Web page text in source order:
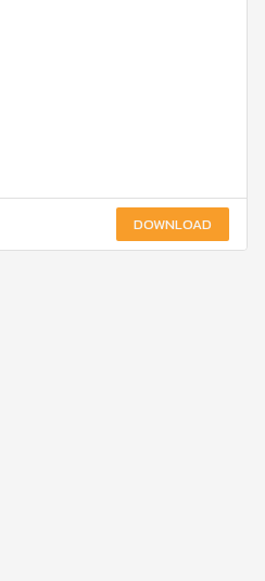
DOWNLOAD